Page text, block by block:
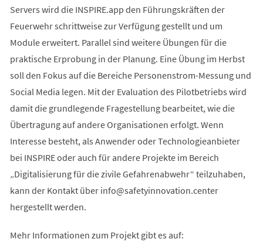
Servers wird die INSPIRE.app den Führungskräften der
Feuerwehr schrittweise zur Verfügung gestellt und um
Module erweitert. Parallel sind weitere Übungen für die
praktische Erprobung in der Planung. Eine Übung im Herbst
soll den Fokus auf die Bereiche Personenstrom-Messung und
Social Media legen. Mit der Evaluation des Pilotbetriebs wird
damit die grundlegende Fragestellung bearbeitet, wie die
Übertragung auf andere Organisationen erfolgt. Wenn
Interesse besteht, als Anwender oder Technologieanbieter
bei INSPIRE oder auch für andere Projekte im Bereich
„Digitalisierung für die zivile Gefahrenabwehr“ teilzuhaben,
kann der Kontakt über info safetyinnovation center
hergestellt werden.
Mehr Informationen zum Projekt gibt es auf: